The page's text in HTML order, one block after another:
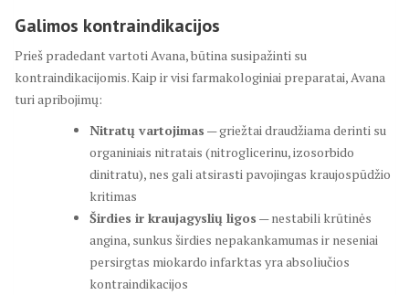
Galimos kontraindikacijos
Prieš pradedant vartoti Avana, būtina susipažinti su
kontraindikacijomis. Kaip ir visi farmakologiniai preparatai, Avana
turi apribojimų:
Nitratų vartojimas — griežtai draudžiama derinti su
organiniais nitratais (nitroglicerinu, izosorbido
dinitratu), nes gali atsirasti pavojingas kraujospūdžio
kritimas
Širdies ir kraujagyslių ligos — nestabili krūtinės
angina, sunkus širdies nepakankamumas ir neseniai
persirgtas miokardo infarktas yra absoliučios
kontraindikacijos